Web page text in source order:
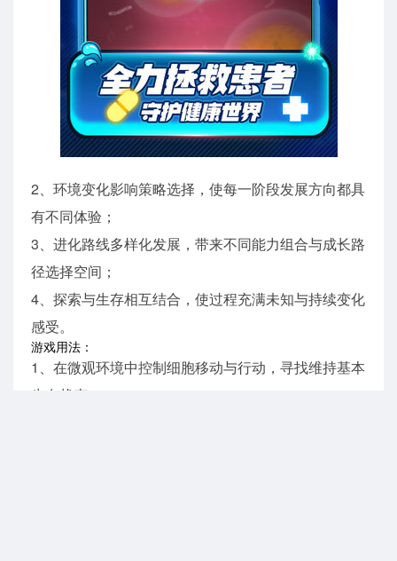
2、环境变化影响策略选择，使每一阶段发展方向都具
有不同体验；
3、进化路线多样化发展，带来不同能力组合与成长路
径选择空间；
4、探索与生存相互结合，使过程充满未知与持续变化
感受。
游戏用法：
1、在微观环境中控制细胞移动与行动，寻找维持基本
生存状态；